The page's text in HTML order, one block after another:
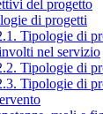
del progetto
di progetti
Tipologie di
nel servizio
Tipologie di
Tipologie di